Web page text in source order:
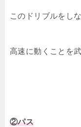
このドリブルをしな
高速に動くことを
②パス